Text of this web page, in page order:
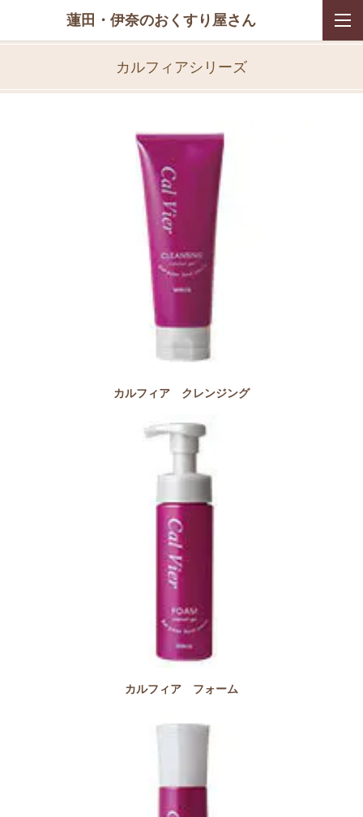
蓮田・伊奈のおくすり屋さん
カルフィアシリーズ
カルフィア クレンジング
カルフィア フォーム